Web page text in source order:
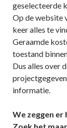
geselecteerde
Op de website
keer alles te
Geraamde
toestand
Dus alles over
informatie.
We zeggen er